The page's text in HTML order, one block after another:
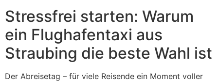
Stressfrei starten: Warum
ein Flughafentaxi aus
Straubing die beste Wahl ist
Der Abreisetag – für viele Reisende ein Moment voller